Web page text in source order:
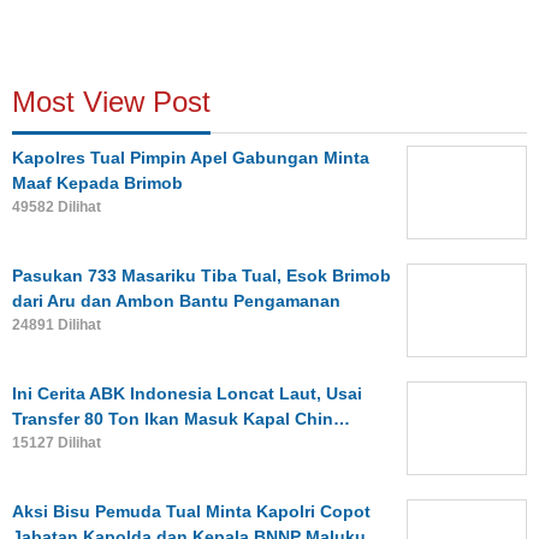
Most View Post
Kapolres Tual Pimpin Apel Gabungan Minta
Maaf Kepada Brimob
49582 Dilihat
Pasukan 733 Masariku Tiba Tual, Esok Brimob
dari Aru dan Ambon Bantu Pengamanan
24891 Dilihat
Ini Cerita ABK Indonesia Loncat Laut, Usai
Transfer 80 Ton Ikan Masuk Kapal Chin…
15127 Dilihat
Aksi Bisu Pemuda Tual Minta Kapolri Copot